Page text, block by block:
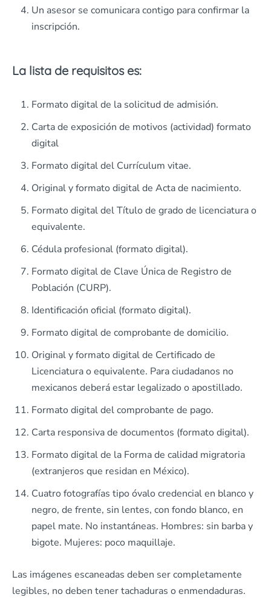
Un asesor se comunicara contigo para confirmar la
inscripción.
La lista de requisitos es:
Formato digital de la solicitud de admisión.
Carta de exposición de motivos (actividad) formato
digital
Formato digital del Currículum vitae.
Original y formato digital de Acta de nacimiento.
Formato digital del Título de grado de licenciatura o
equivalente.
Cédula profesional (formato digital).
Formato digital de Clave Única de Registro de
Población (CURP).
Identificación oficial (formato digital).
Formato digital de comprobante de domicilio.
Original y formato digital de Certificado de
Licenciatura o equivalente. Para ciudadanos no
mexicanos deberá estar legalizado o apostillado.
Formato digital del comprobante de pago.
Carta responsiva de documentos (formato digital).
Formato digital de la Forma de calidad migratoria
(extranjeros que residan en México).
Cuatro fotografías tipo óvalo credencial en blanco y
negro, de frente, sin lentes, con fondo blanco, en
papel mate. No instantáneas. Hombres: sin barba y
bigote. Mujeres: poco maquillaje.
Las imágenes escaneadas deben ser completamente
legibles, no deben tener tachaduras o enmendaduras.